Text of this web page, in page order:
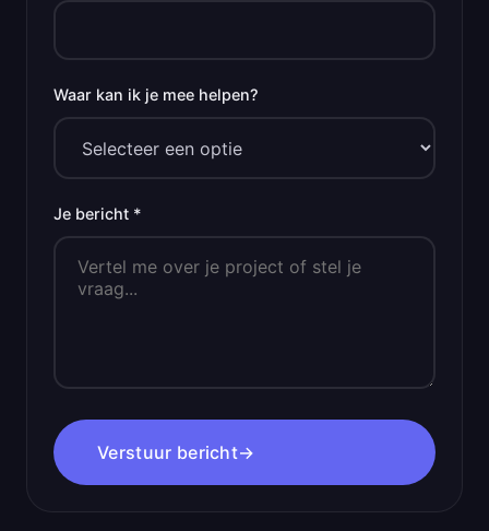
Waar kan ik je mee helpen?
Je bericht *
Verstuur bericht→